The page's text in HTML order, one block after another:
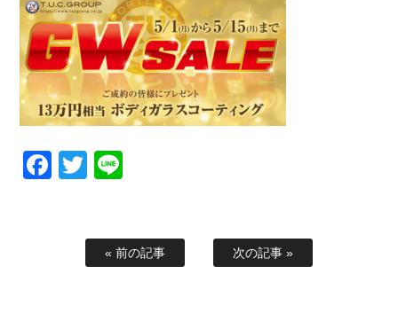
Facebook
Twitter
« 前の記事 次の記事 »